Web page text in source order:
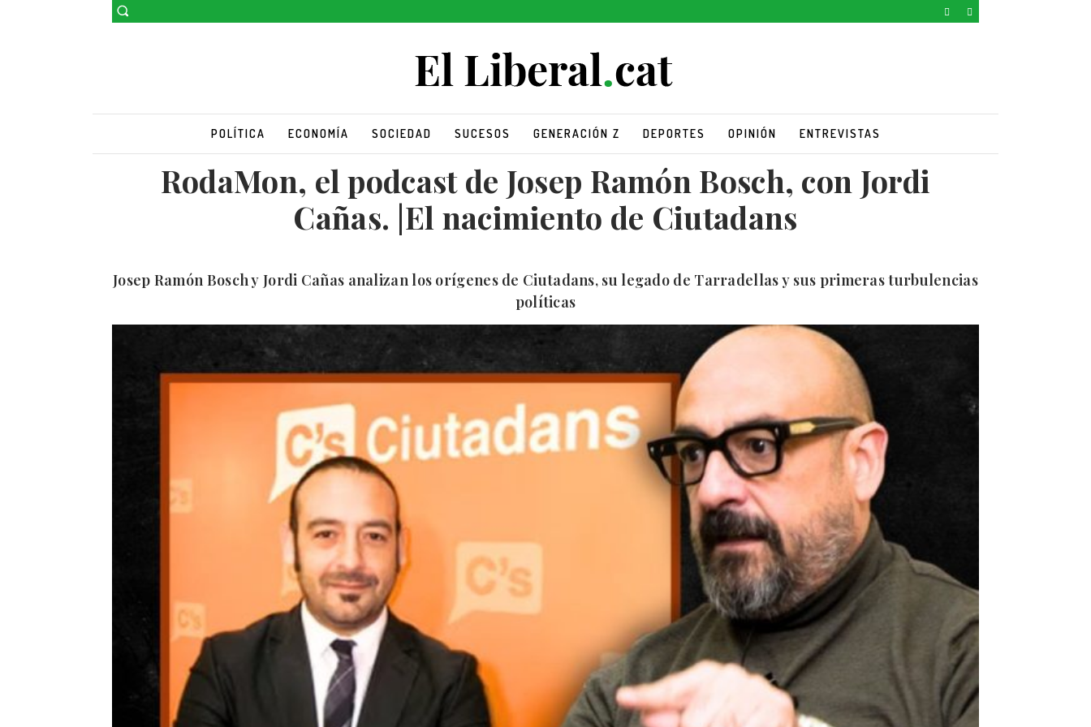
POLÍTICA ECONOMÍA SOCIEDAD SUCESOS GENERACIÓN Z DEPORTES OPINIÓN ENTREVISTAS
RodaMon, el podcast de Josep Ramón Bosch, con Jordi
Cañas. |El nacimiento de Ciutadans
Josep Ramón Bosch y Jordi Cañas analizan los orígenes de Ciutadans, su legado de Tarradellas y sus primeras turbulencias
políticas